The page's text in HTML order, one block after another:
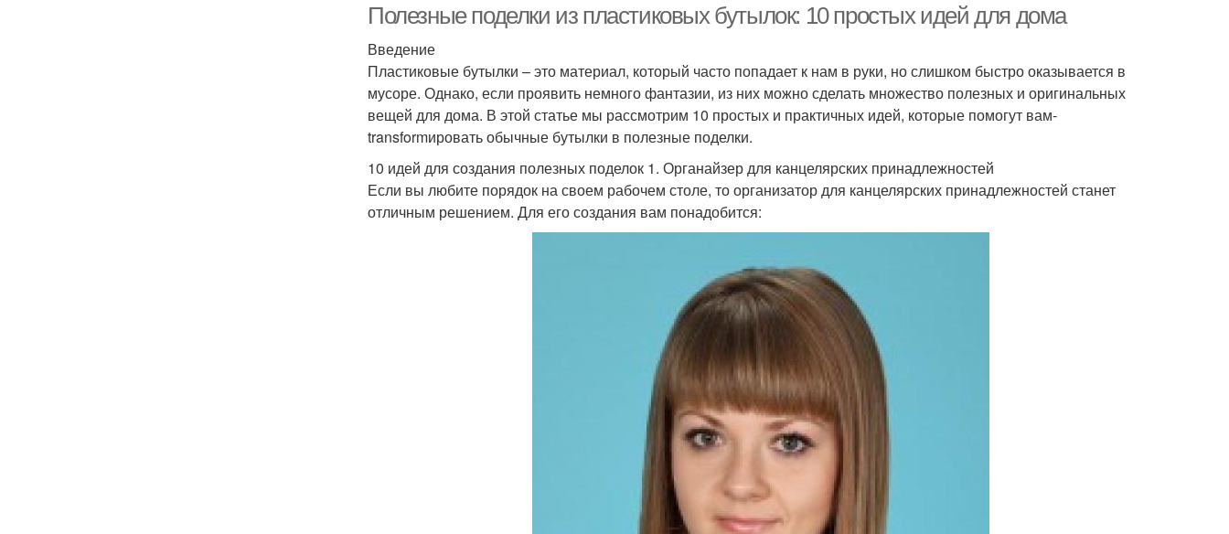
Полезные поделки из пластиковых бутылок: 10 простых идей для дома
Введение
Пластиковые бутылки – это материал, который часто попадает к нам в руки, но слишком быстро оказывается в
мусоре. Однако, если проявить немного фантазии, из них можно сделать множество полезных и оригинальных
вещей для дома. В этой статье мы рассмотрим 10 простых и практичных идей, которые помогут вам-
transformировать обычные бутылки в полезные поделки.
10 идей для создания полезных поделок 1. Органайзер для канцелярских принадлежностей
Если вы любите порядок на своем рабочем столе, то организатор для канцелярских принадлежностей станет
отличным решением. Для его создания вам понадобится: